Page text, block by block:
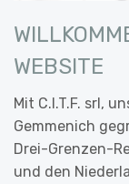
WEBSITE
Mit C.I.T.F. srl,
Gemmenich
Drei-Grenzen-
und den